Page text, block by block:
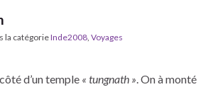
la catégorieInde2008, Voyages
d’un temple « tungnath ». On à monté